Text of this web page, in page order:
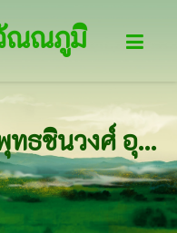
ณณภูมิ
โครงการสร้างวัดป่าพุทธชินวงศ์ อุปสมาราม